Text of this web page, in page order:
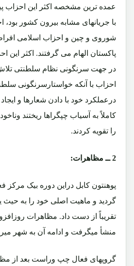
عمده ترین مشخصه اکثر این احزاب
با جریانهای مشابه بیرون کشور بود،
شوروی و چین و احزاب اسلامی
پاکستان الهام می گرفتند. اکثر این
در جهت سرنگونی نظام سلطنتی تلاش
احزاب با آنکه خواستارسرنگونی
درعملکرد خود با دادن شعارها و
کاملاً به آسیاب چپگراها ریختند
را تقویه کردند.
2 ــ مظاهرات:
پوهنتون کابل دراین دوره بیک مرکز
گردید و ماهیت اصلی خود را به حیث
تقریباً از دست داد. مظاهرات
منشأ میگرفت و ادامه آن به شهر
گروپهای فعال چپ وراست بعد از